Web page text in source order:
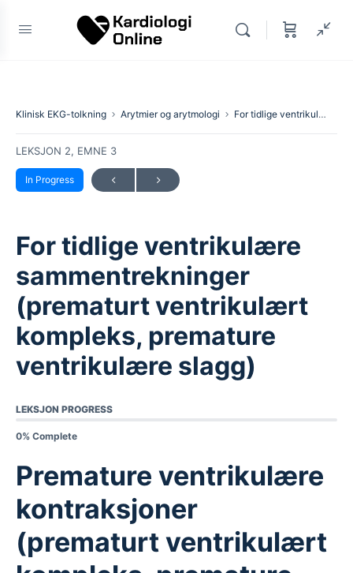
Klinisk EKG-tolkning Arytmier og arytmologi For tidlige ventrikulære sammentrekninger (prematurt ventrikulært kompleks, premature ventrikulære slagg)
LEKSJON 2, EMNE 3
In Progress
For tidlige ventrikulære
sammentrekninger
(prematurt ventrikulært
kompleks, premature
ventrikulære slagg)
LEKSJON PROGRESS
0% Complete
Premature ventrikulære
kontraksjoner
(prematurt ventrikulært